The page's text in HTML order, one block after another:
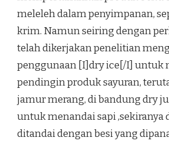
meleleh dalam penyimpanan,
krim. Namun seiring dengan
telah dikerjakan penelitian
penggunaan [I]dry ice[/I] untuk
pendingin produk sayuran,
jamur merang, di bandung dry
untuk menandai sapi ,sekiranya
ditandai dengan besi yang